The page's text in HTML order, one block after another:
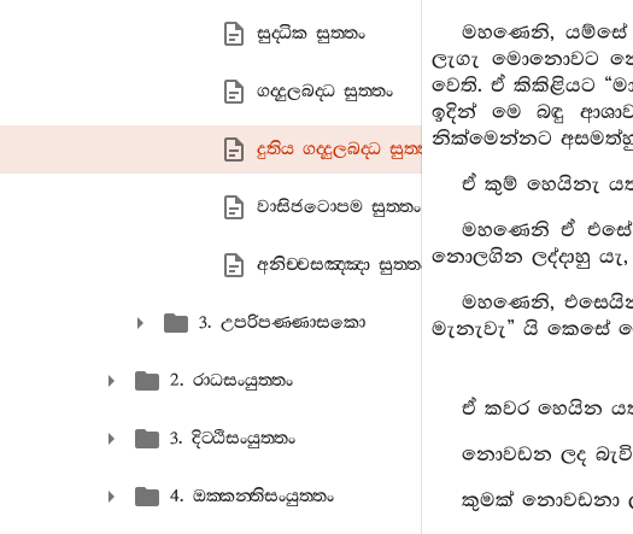
සුද‍්ධික සුත‍්තං
ගද‍්දුලබද‍්ධ සුත‍්තං
දුතිය ගද‍්දුලබද‍්ධ සුත‍්තං
වාසිජටොපම සුත‍්තං
අනිච‍්චසඤ‍්ඤා සුත‍්තං
3. උපරිපණ‍්ණාසකො
2. රාධසංයුත‍්තං
3. දිට‍්ඨිසංයුත‍්තං
4. ඔක‍්කන‍්තිසංයුත‍්තං
මහණෙනි,
ලැගැ මොනොවට
වෙති. ඒ කිකිළියට
ඉදින් මෙ බඳු
නික්මෙන්නට අසමත්හු
ඒ කුම් හෙයිනැ
මහණෙනි ඒ
නොලගින ලද්දාහු
මහණෙනි,
මැනැවැ” යි කෙසේ
ඒ කවර හෙයින
නොවඩන ලද
කුමක් නොවඩනා